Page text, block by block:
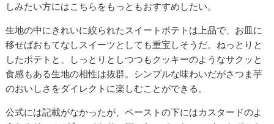
しみたい方にはこちらをもっともおすすめしたい。
生地の中にきれいに絞られたスイートポテトは上品で、お皿に
移せばおもてなしスイーツとしても重宝しそうだ。ねっとりと
したポテトと、しっとりとしつつもクッキーのようなサクッと
食感もある生地の相性は抜群。シンプルな味わいだがさつま芋
のおいしさをダイレクトに楽しむことができる。
公式には記載がなかったが、ペーストの下にはカスタードのよ